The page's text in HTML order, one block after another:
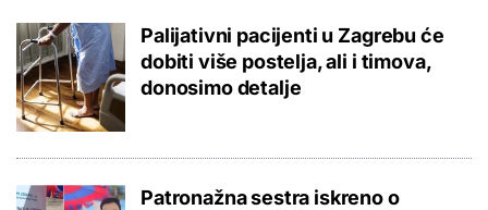
Palijativni pacijenti u Zagrebu će
dobiti više postelja, ali i timova,
donosimo detalje
Patronažna sestra iskreno o